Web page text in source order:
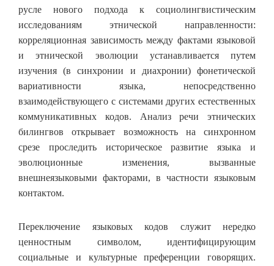
русле нового подхода к социолингвистическим
исследованиям этнической направленности:
корреляционная зависимость между фактами языковой
и этнической эволюции устанавливается путем
изучения (в синхронии и диахронии) фонетической
вариативности языка, непосредственно
взаимодействующего с системами других естественных
коммуникативных кодов. Анализ речи этнических
билингвов открывает возможность на синхронном
срезе проследить историческое развитие языка и
эволюционные изменения, вызванные
внешнеязыковыми факторами, в частности языковым
контактом.
Переключение языковых кодов служит нередко
ценностным символом, идентифицирующим
социальные и культурные преференции говорящих.